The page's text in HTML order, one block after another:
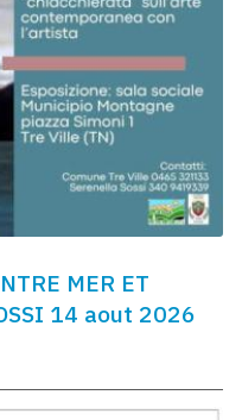
MER ET
14 aout 2026